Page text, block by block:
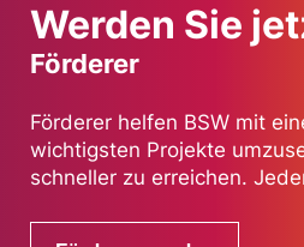
Werden Sie
Förderer
Förderer helfen BSW mit
wichtigsten Projekte
schneller zu erreichen.